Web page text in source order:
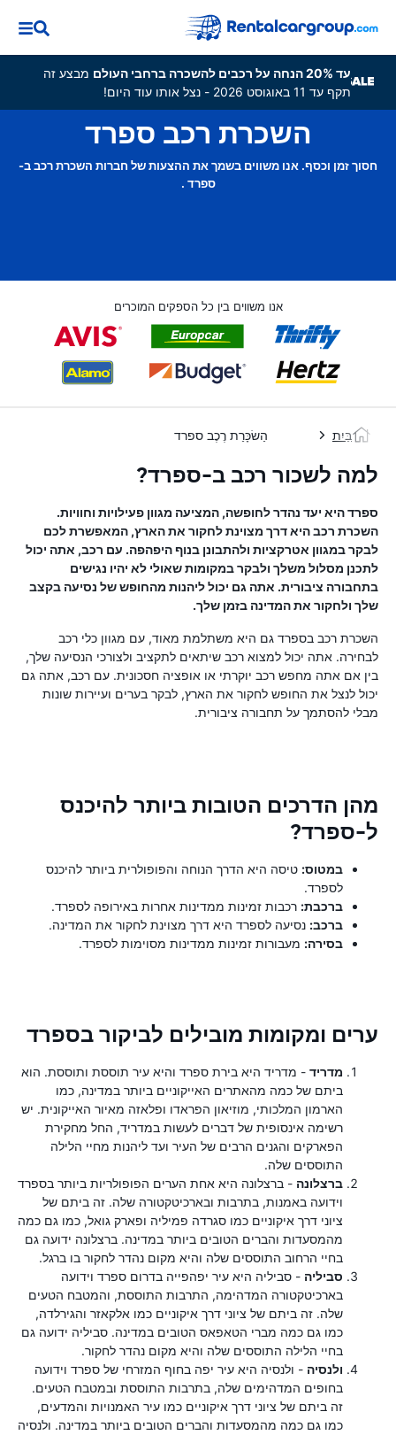
עד 20% הנחה על רכבים להשכרה ברחבי העולם
מבצע זה
תקף עד 11 באוגוסט 2026 - נצל אותו עוד היום!
השכרת רכב ספרד
חסוך זמן וכסף. אנו משווים בשמך את ההצעות של חברות השכרת רכב ב-
ספרד .
אנו משווים בין כל הספקים המוכרים
בַּיִת הַשׂכָּרַת רֶכֶב ספרד
למה לשכור רכב ב-ספרד?
ספרד היא יעד נהדר לחופשה, המציעה מגוון פעילויות וחוויות.
השכרת רכב היא דרך מצוינת לחקור את הארץ, המאפשרת לכם
לבקר במגוון אטרקציות ולהתבונן בנוף היפהפה. עם רכב, אתה יכול
לתכנן מסלול משלך ולבקר במקומות שאולי לא יהיו נגישים
בתחבורה ציבורית. אתה גם יכול ליהנות מהחופש של נסיעה בקצב
שלך ולחקור את המדינה בזמן שלך.
השכרת רכב בספרד גם היא משתלמת מאוד, עם מגוון כלי רכב
לבחירה. אתה יכול למצוא רכב שיתאים לתקציב ולצורכי הנסיעה שלך,
בין אם אתה מחפש רכב יוקרתי או אופציה חסכונית. עם רכב, אתה גם
יכול לנצל את החופש לחקור את הארץ, לבקר בערים ועיירות שונות
מבלי להסתמך על תחבורה ציבורית.
מהן הדרכים הטובות ביותר להיכנס
ל-ספרד?
במטוס: טיסה היא הדרך הנוחה והפופולרית ביותר להיכנס
לספרד.
ברכבת: רכבות זמינות ממדינות אחרות באירופה לספרד.
ברכב: נסיעה לספרד היא דרך מצוינת לחקור את המדינה.
בסירה: מעבורות זמינות ממדינות מסוימות לספרד.
ערים ומקומות מובילים לביקור בספרד
מדריד - מדריד היא בירת ספרד והיא עיר תוססת ותוססת. הוא
ביתם של כמה מהאתרים האייקוניים ביותר במדינה, כמו
הארמון המלכותי, מוזיאון הפראדו ופלאזה מאיור האייקונית. יש
רשימה אינסופית של דברים לעשות במדריד, החל מחקירת
הפארקים והגנים הרבים של העיר ועד ליהנות מחיי הלילה
התוססים שלה.
ברצלונה - ברצלונה היא אחת הערים הפופולריות ביותר בספרד
וידועה באמנות, בתרבות ובארכיטקטורה שלה. זה ביתם של
ציוני דרך איקוניים כמו סגרדה פמיליה ופארק גואל, כמו גם כמה
מהמסעדות והברים הטובים ביותר במדינה. ברצלונה ידועה גם
בחיי הרחוב התוססים שלה והיא מקום נהדר לחקור בו ברגל.
סביליה - סביליה היא עיר יפהפייה בדרום ספרד וידועה
בארכיטקטורה המדהימה, התרבות התוססת, והמטבח הטעים
שלה. זה ביתם של ציוני דרך איקוניים כמו אלקאזר והגירלדה,
כמו גם כמה מברי הטאפאס הטובים במדינה. סביליה ידועה גם
בחיי הלילה התוססים שלה והיא מקום נהדר לחקור.
ולנסיה - ולנסיה היא עיר יפה בחוף המזרחי של ספרד וידועה
בחופים המדהימים שלה, בתרבות התוססת ובמטבח הטעים.
זה ביתם של ציוני דרך איקוניים כמו עיר האמנויות והמדעים,
כמו גם כמה מהמסעדות והברים הטובים ביותר במדינה. ולנסיה